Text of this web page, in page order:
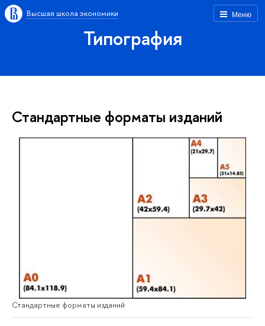
Меню
Высшая школа экономики
Типография
Стандартные форматы изданий
Стандартные форматы изданий